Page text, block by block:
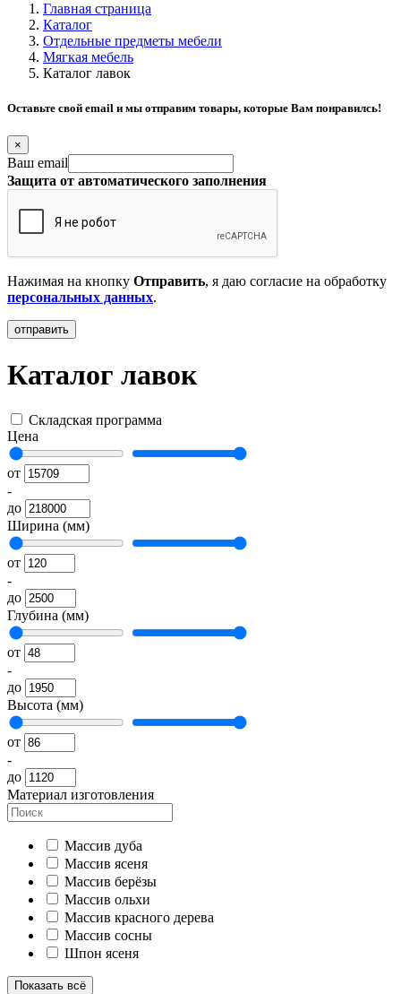
Главная страница
Каталог
Отдельные предметы мебели
Мягкая мебель
Каталог лавок
Оставьте свой email и мы отправим товары, которые Вам понравилсь!
×
Ваш email
Защита от автоматического заполнения
Нажимая на кнопку Отправить, я даю согласие на обработку
персональных данных.
Каталог лавок
Складская программа
Цена
от
-
до
Ширина (мм)
от
-
до
Глубина (мм)
от
-
до
Высота (мм)
от
-
до
Материал изготовления
Массив дуба
Массив ясеня
Массив берёзы
Массив ольхи
Массив красного дерева
Массив сосны
Шпон ясеня
Показать всё